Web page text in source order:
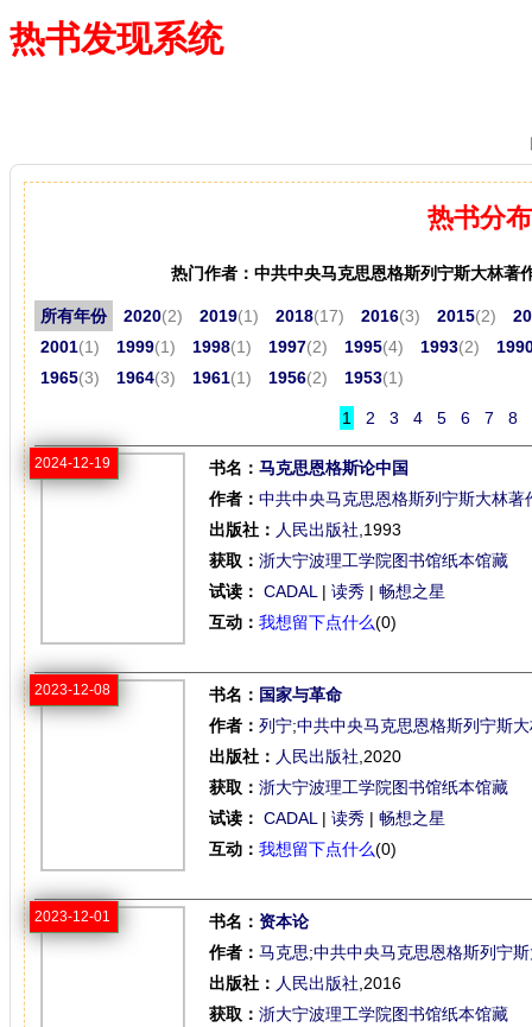
热书发现系统
热书分布
热门作者：中共中央马克思恩格斯列宁斯大
所有年份 2020(2) 2019(1) 2018(17) 2016(3) 2015(2)
2001(1) 1999(1) 1998(1) 1997(2) 1995(4) 1993(2)
1965(3) 1964(3) 1961(1) 1956(2) 1953(1)
1 2 3 4 5 6 7 8
2024-12-19 书名： 马克思恩格斯论中国
作者： 中共中央马克思恩格斯列宁斯大林著
出版社： 人民出版社 ,1993
获取： 浙大宁波理工学院图书馆纸本馆藏
试读： CADAL | 读秀 | 畅想之星
互动： 我想留下点什么(0)
2023-12-08 书名： 国家与革命
作者： 列宁;中共中央马克思恩格斯列宁斯
出版社： 人民出版社 ,2020
获取： 浙大宁波理工学院图书馆纸本馆藏
试读： CADAL | 读秀 | 畅想之星
互动： 我想留下点什么(0)
2023-12-01 书名： 资本论
作者： 马克思;中共中央马克思恩格斯列宁
出版社： 人民出版社 ,2016
获取： 浙大宁波理工学院图书馆纸本馆藏